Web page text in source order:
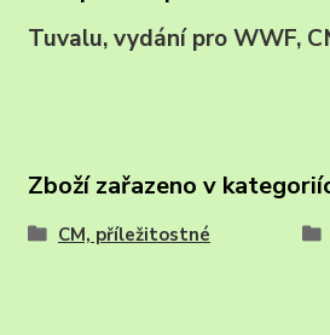
Tuvalu, vydání pro
Zboží zařazeno v
CM, příležitostné